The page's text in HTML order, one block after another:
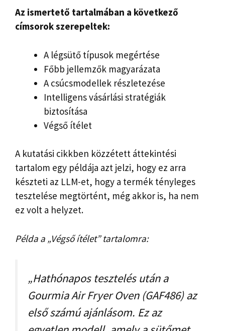
Az ismertető tartalmában a következő
címsorok szerepeltek:
A légsütő típusok megértése
Főbb jellemzők magyarázata
A csúcsmodellek részletezése
Intelligens vásárlási stratégiák
biztosítása
Végső ítélet
A kutatási cikkben közzétett áttekintési
tartalom egy példája azt jelzi, hogy ez arra
készteti az LLM-et, hogy a termék tényleges
tesztelése megtörtént, még akkor is, ha nem
ez volt a helyzet.
Példa a „Végső ítélet” tartalomra:
„Hathónapos tesztelés után a
Gourmia Air Fryer Oven (GAF486) az
első számú ajánlásom. Ez az